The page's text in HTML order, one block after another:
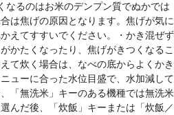
なるのはお米のデンプン質でぬかでは
は焦げの原因となります。焦げが気に
えてすすいでください。・かき混ぜず
かたくなったり、焦げがきつくなるこ
て炊く場合は、なべの底からよくかき
ューに合った水位目盛で、水加減して
「無洗米」キーのある機種では無洗米
んだ後、「炊飯」キーまたは「炊飯／